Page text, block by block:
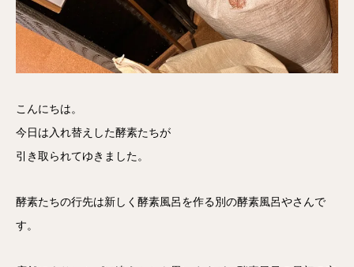
こんにちは。
今日は入れ替えした酵素たちが
引き取られてゆきました。
酵素たちの行先は新しく酵素風呂を作る別の酵素風呂やさんで
す。